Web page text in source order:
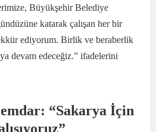
Büyükşehir Belediye
katarak çalışan her bir
ediyorum. Birlik ve beraberlik
devam edeceğiz.” ifadelerini
“Sakarya İçin